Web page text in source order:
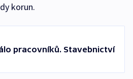
korun.
pracovníků. Stavebnictví